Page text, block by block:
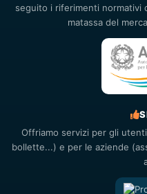
seguito i riferimenti normativi
matassa del
Offriamo servizi per gli
bollette...) e per le aziende